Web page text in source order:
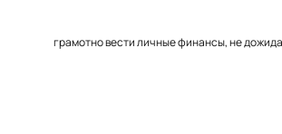
грамотно вести личные финансы, не